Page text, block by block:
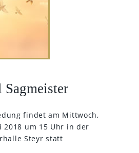
Sagmeister
findet am Mittwoch,
2018 um 15 Uhr in der
Steyr statt